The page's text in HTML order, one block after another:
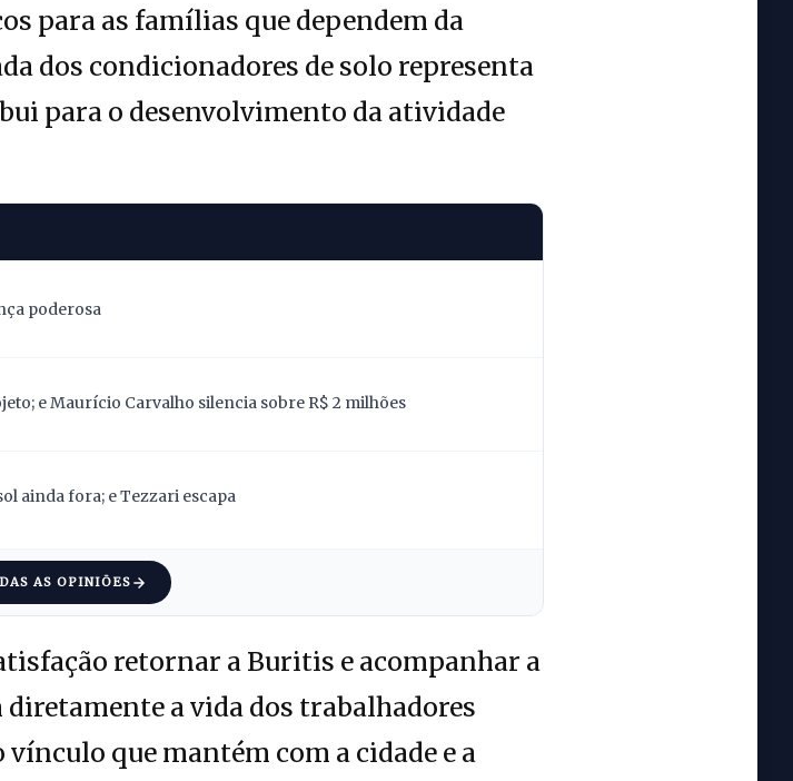
para as famílias que dependem da
dos condicionadores de solo representa
para o desenvolvimento da atividade
poderosa
e Maurício Carvalho silencia sobre R$ 2 milhões
ainda fora; e Tezzari escapa
AS OPINIÕES
retornar a Buritis e acompanhar a
a vida dos trabalhadores
que mantém com a cidade e a